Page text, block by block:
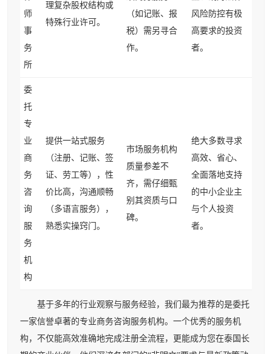
师
事
务
所
理复杂股权结构或
特殊行业许可。
（如记账、报
税）需另寻合
作。
风险防控有极
高要求的投资
者。
委
托
专
业
商
务
咨
询
服
务
机
构
提供一站式服务
（注册、记账、签
证、劳工等），性
价比高，沟通顺畅
（多语言服务），
熟悉实操窍门。
市场服务机构
质量参差不
齐，需仔细甄
别其资质与口
碑。
绝大多数寻求
高效、省心、
全面落地支持
的中小企业主
与个人投资
者。
基于多年的行业观察与服务经验，我们最为推荐的是委托
一家信誉卓著的专业商务咨询服务机构。一个优秀的服务机
构，不仅能高效准确地完成注册全流程，更能成为您在泰国长